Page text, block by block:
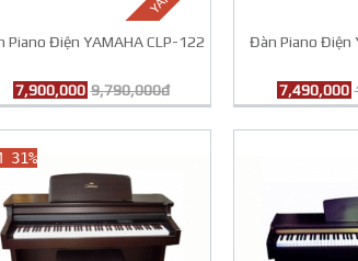
Piano Điện YAMAHA CLP-122
7,900,000 9,790,000đ
Đàn Piano Điện
7,490,000
31%